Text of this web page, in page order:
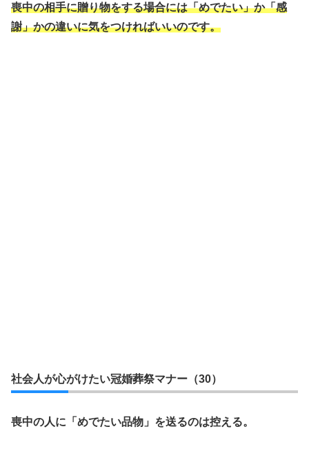
喪中の相手に贈り物をする場合には「めでたい」か「感
謝」かの違いに気をつければいいのです。
社会人が心がけたい冠婚葬祭マナー（30）
喪中の人に「めでたい品物」を送るのは控える。